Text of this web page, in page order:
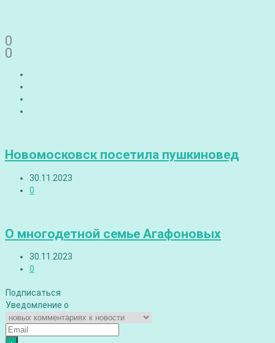
0
0
Новомосковск посетила пушкиновед
30.11.2023
0
О многодетной семье Агафоновых
30.11.2023
0
Подписаться
Уведомление о